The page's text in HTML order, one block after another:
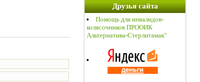
Друзья сайта
Помощь для инвалидов-
колясочников ПРООИК
Альтернатива-Стерлитамак"